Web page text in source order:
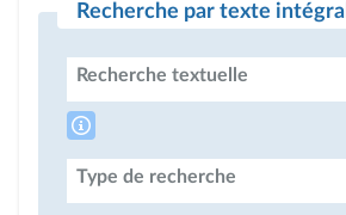
Recherche par texte intégral
Recherche textuelle
Type de recherche